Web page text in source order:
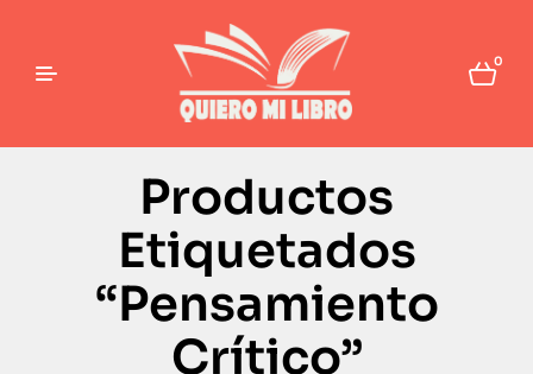
0
Productos
Etiquetados
“Pensamiento
Crítico”